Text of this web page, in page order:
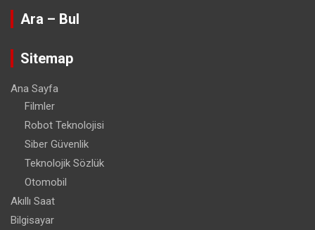
Ara – Bul
Sitemap
Ana Sayfa
Filmler
Robot Teknolojisi
Siber Güvenlik
Teknolojik Sözlük
Otomobil
Akıllı Saat
Bilgisayar